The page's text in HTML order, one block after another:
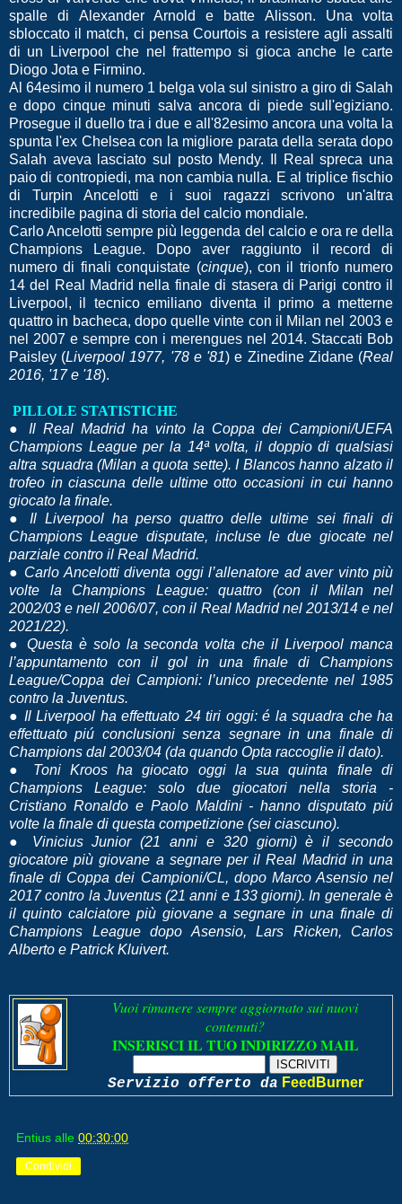
spalle di Alexander Arnold e batte Alisson. Una volta
sbloccato il match, ci pensa Courtois a resistere agli assalti
di un Liverpool che nel frattempo si gioca anche le carte
Diogo Jota e Firmino.
Al 64esimo il numero 1 belga vola sul sinistro a giro di Salah
e dopo cinque minuti salva ancora di piede sull'egiziano.
Prosegue il duello tra i due e all'82esimo ancora una volta la
spunta l'ex Chelsea con la migliore parata della serata dopo
Salah aveva lasciato sul posto Mendy. Il Real spreca una
paio di contropiedi, ma non cambia nulla. E al triplice fischio
di Turpin Ancelotti e i suoi ragazzi scrivono un'altra
incredibile pagina di storia del calcio mondiale.
Carlo Ancelotti sempre più leggenda del calcio e ora re della
Champions League. Dopo aver raggiunto il record di
numero di finali conquistate (cinque), con il trionfo numero
14 del Real Madrid nella finale di stasera di Parigi contro il
Liverpool, il tecnico emiliano diventa il primo a metterne
quattro in bacheca, dopo quelle vinte con il Milan nel 2003 e
nel 2007 e sempre con i merengues nel 2014. Staccati Bob
Paisley (Liverpool 1977, '78 e '81) e Zinedine Zidane (Real
2016, '17 e '18).
PILLOLE STATISTICHE
● Il Real Madrid ha vinto la Coppa dei Campioni/UEFA
Champions League per la 14ª volta, il doppio di qualsiasi
altra squadra (Milan a quota sette). I Blancos hanno alzato il
trofeo in ciascuna delle ultime otto occasioni in cui hanno
giocato la finale.
● Il Liverpool ha perso quattro delle ultime sei finali di
Champions League disputate, incluse le due giocate nel
parziale contro il Real Madrid.
● Carlo Ancelotti diventa oggi l’allenatore ad aver vinto più
volte la Champions League: quattro (con il Milan nel
2002/03 e nell 2006/07, con il Real Madrid nel 2013/14 e nel
2021/22).
● Questa è solo la seconda volta che il Liverpool manca
l’appuntamento con il gol in una finale di Champions
League/Coppa dei Campioni: l’unico precedente nel 1985
contro la Juventus.
● Il Liverpool ha effettuato 24 tiri oggi: é la squadra che ha
effettuato piú conclusioni senza segnare in una finale di
Champions dal 2003/04 (da quando Opta raccoglie il dato).
● Toni Kroos ha giocato oggi la sua quinta finale di
Champions League: solo due giocatori nella storia -
Cristiano Ronaldo e Paolo Maldini - hanno disputato piú
volte la finale di questa competizione (sei ciascuno).
● Vinicius Junior (21 anni e 320 giorni) è il secondo
giocatore più giovane a segnare per il Real Madrid in una
finale di Coppa dei Campioni/CL, dopo Marco Asensio nel
2017 contro la Juventus (21 anni e 133 giorni). In generale è
il quinto calciatore più giovane a segnare in una finale di
Champions League dopo Asensio, Lars Ricken, Carlos
Alberto e Patrick Kluivert.
Vuoi rimanere sempre aggiornato sui nuovi
contenuti?
INSERISCI IL TUO INDIRIZZO MAIL
Servizio offerto da FeedBurner
Entius alle 00:30:00
Condividi